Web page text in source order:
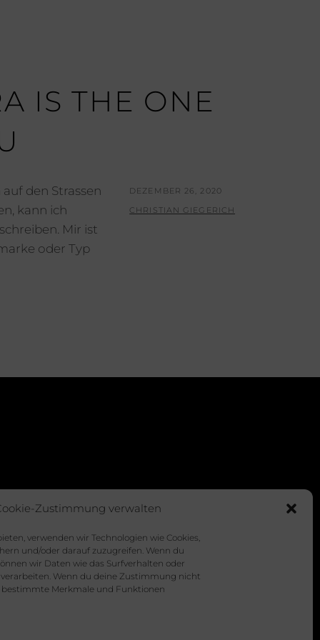
Zustimmung verwalten
verwenden wir Technologien wie Cookies,
und/oder darauf zuzugreifen. Wenn du
wir Daten wie das Surfverhalten oder
Wenn du deine Zustimmung nicht
Merkmale und Funktionen
IS THE ONE
den Strassen
kann ich
Mir ist
oder Typ
POSTED
ON
DEZEMBER 26, 2020
BY
CHRISTIAN GIEGERICH